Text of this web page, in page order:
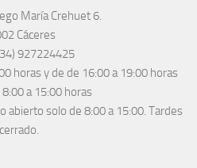
María Crehuet 6.
Cáceres
927224425
horas y de de 16:00 a 19:00 horas
a 15:00 horas
abierto solo de 8:00 a 15:00. Tardes
cerrado.